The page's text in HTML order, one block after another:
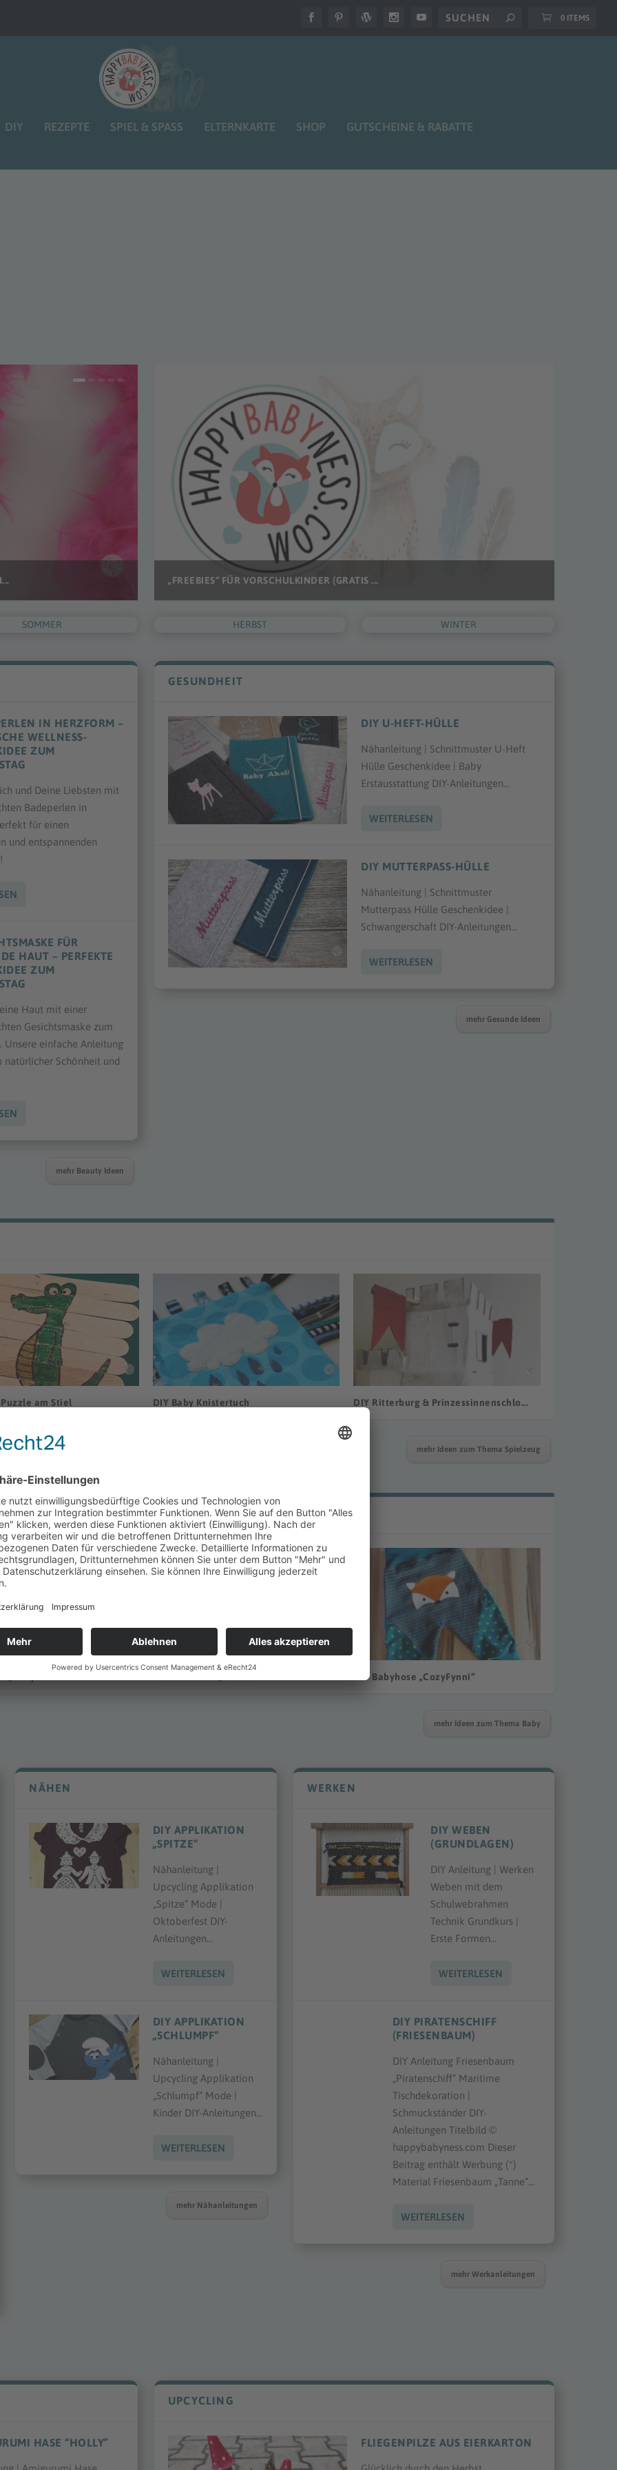
0 ITEMS
DIY REZEPTE SPIEL & SPASS ELTERNKARTE SHOP GUTSCHEINE & RABATTE
P...
„FREEBIES“ FÜR VORSCHULKINDER (GRATIS ...
DIY „FEDER“ MÄPPCHEN
DIY MEMORY
DIY STIFTE UTENSILO „BERLIN FLIP FLOP“
DIY JUTEBEUTEL „EULE“
SOMMER HERBST WINTER
IN HERZFORM –
WELLNESS-
ZUM
und Deine Liebsten mit
Badeperlen in
für einen
und entspannenden
FÜR
HAUT – PERFEKTE
ZUM
Haut mit einer
Gesichtsmaske zum
Unsere einfache Anleitung
natürlicher Schönheit und
mehr Beauty Ideen
GESUNDHEIT
DIY U-HEFT-HÜLLE
Nähanleitung | Schnittmuster U-Heft
Hülle Geschenkidee | Baby
Erstausstattung DIY-Anleitungen...
WEITERLESEN
DIY MUTTERPASS-HÜLLE
Nähanleitung | Schnittmuster
Mutterpass Hülle Geschenkidee |
Schwangerschaft DIY-Anleitungen...
WEITERLESEN
mehr Gesunde Ideen
am Stiel DIY Baby Knistertuch DIY Ritterburg & Prinzessinnenschlo...
mehr Ideen zum Thema Spielzeug
DIY Babyhose „CozyFynni“
mehr Ideen zum Thema Baby
NÄHEN
DIY APPLIKATION
„SPITZE“
Nähanleitung |
Upcycling Applikation
„Spitze“ Mode |
Oktoberfest DIY-
Anleitungen...
WEITERLESEN
DIY APPLIKATION
„SCHLUMPF“
Nähanleitung |
Upcycling Applikation
„Schlumpf“ Mode |
Kinder DIY-Anleitungen...
WEITERLESEN
mehr Nähanleitungen
WERKEN
DIY WEBEN
(GRUNDLAGEN)
DIY Anleitung | Werken
Weben mit dem
Schulwebrahmen
Technik Grundkurs |
Erste Formen...
WEITERLESEN
DIY PIRATENSCHIFF
(FRIESENBAUM)
DIY Anleitung Friesenbaum
„Piratenschiff“ Maritime
Tischdekoration |
Schmuckständer DIY-
Anleitungen Titelbild ©
happybabyness.com Dieser
Beitrag enthält Werbung (*)
Material Friesenbaum „Tanne“...
WEITERLESEN
mehr Werkanleitungen
HASE “HOLLY”
UPCYCLING
FLIEGENPILZE AUS EIERKARTON